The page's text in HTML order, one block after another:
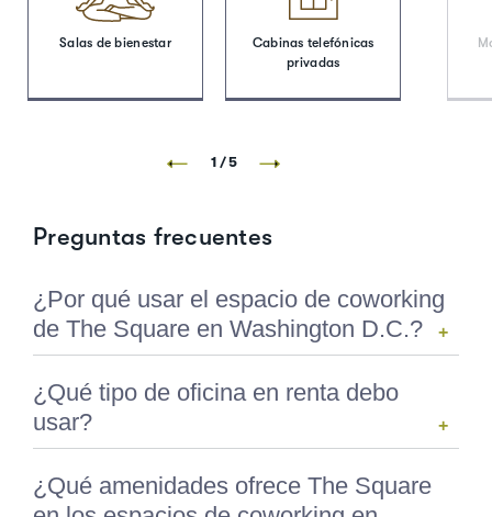
Salas de bienestar
Cabinas telefónicas
privadas
1/5
Preguntas frecuentes
¿Por qué usar el espacio de coworking
de The Square en Washington D.C.?
Ubicado en el icónico Bowen Building en el
corazón del centro de la ciudad, The
Square ofrece más que solo espacios de
coworking en Washington D.C. Nuestras
amenidadesson de primera clase y
¿Qué tipo de oficina en renta debo
usar?
•Solopreneurs: Con la industria
tecnológica en crecimiento en el área de
¿Qué amenidades ofrece The Square